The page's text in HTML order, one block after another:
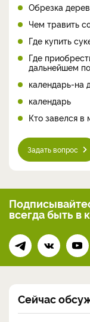
Обрезка
Чем травить
Где купить
Где
дальнейшем
календарь-на
календарь
Кто завелся в
Задать вопрос
всегдабыть в
Сейчас